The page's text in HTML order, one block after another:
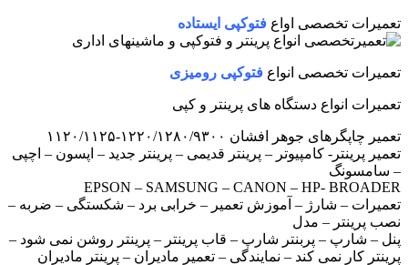
تعمیرات تخصصی اواع فتوکپی ایستاده
تعمیرات تخصصی انواع فتوکپی رومیزی
تعمیرات انواع دستگاه های پرینتر و کپی
تعمیر چاپگرهای جوهر افشان ۱۲۲۰/۱۲۸۰/۹۳۰۰-۱۱۲۰/۱۱۲۵
تعمیر پرینتر- کامپیوتر – پرینتر قدیمی – پرینتر جدید – اپسون – اچپی
– سامسونگ
EPSON – SAMSUNG – CANON – HP- BROADER
تعمیرات – شارژ – آموزش تعمیر – خرابی برد – شکستگی – ضربه –
نصب پرینتر – مدل
پنل – شارپ – پربنتر شارپ – قاب پرینتر – پرینتر روشن نمی شود –
پرینتر کار نمی کند – نمایندگی – تعمیر مادیران – پرینتر مادیران